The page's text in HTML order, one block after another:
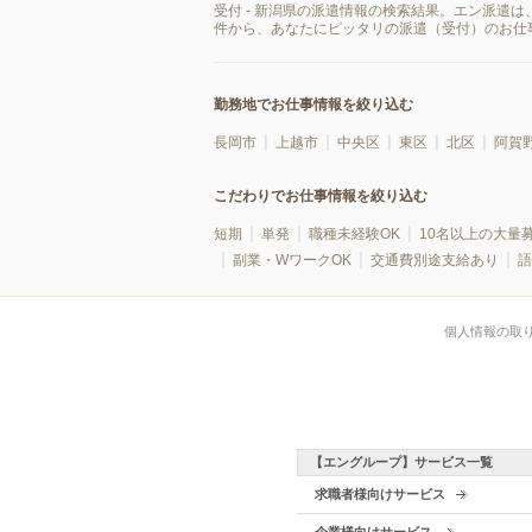
受付 - 新潟県の派遣情報の検索結果。エン派遣
件から、あなたにピッタリの派遣（受付）のお仕
勤務地でお仕事情報を絞り込む
長岡市 上越市 中央区 東区 北区 阿賀
こだわりでお仕事情報を絞り込む
短期 単発 職種未経験OK 10名以上の大量
副業・WワークOK
交通費別途支給あり
個人情報の取
【エングループ】サービス一覧
求職者様向けサービス